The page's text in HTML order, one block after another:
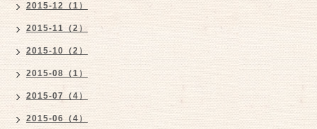
2015-12（1）
2015-11（2）
2015-10（2）
2015-08（1）
2015-07（4）
2015-06（4）